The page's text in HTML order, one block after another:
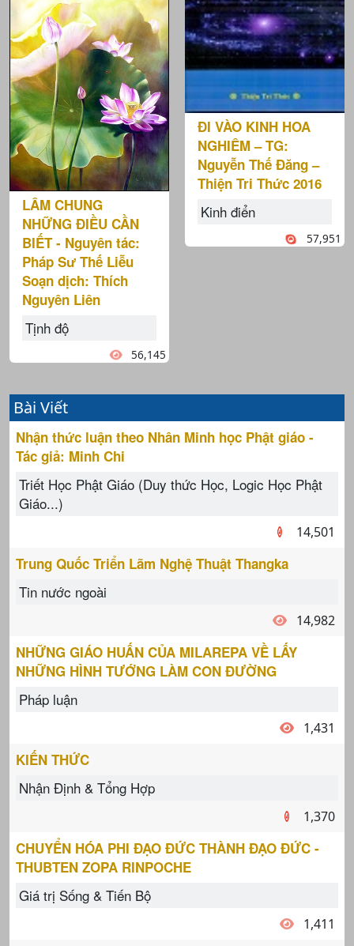
LÂM CHUNG
NHỮNG ĐIỀU CẦN
BIẾT - Nguyên tác:
Pháp Sư Thế Liễu
Soạn dịch: Thích
Nguyên Liên
Tịnh độ
56,145
ĐI VÀO KINH HOA
NGHIÊM – TG:
Nguyễn Thế Đăng –
Thiện Tri Thức 2016
Kinh điển
57,951
Bài Viết
Nhận thức luận theo Nhân Minh học Phật giáo -
Tác giả: Minh Chi
Triết Học Phật Giáo (Duy thức Học, Logic Học Phật
Giáo...)
14,501
Trung Quốc Triển Lãm Nghệ Thuật Thangka
Tin nước ngoài
14,982
NHỮNG GIÁO HUẤN CỦA MILAREPA VỀ LẤY
NHỮNG HÌNH TƯỚNG LÀM CON ĐƯỜNG
Pháp luận
1,431
KIẾN THỨC
Nhận Định & Tổng Hợp
1,370
CHUYỂN HÓA PHI ĐẠO ĐỨC THÀNH ĐẠO ĐỨC -
THUBTEN ZOPA RINPOCHE
Giá trị Sống & Tiến Bộ
1,411